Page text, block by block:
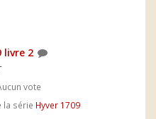
livre 2
vote
la série Hyver 1709